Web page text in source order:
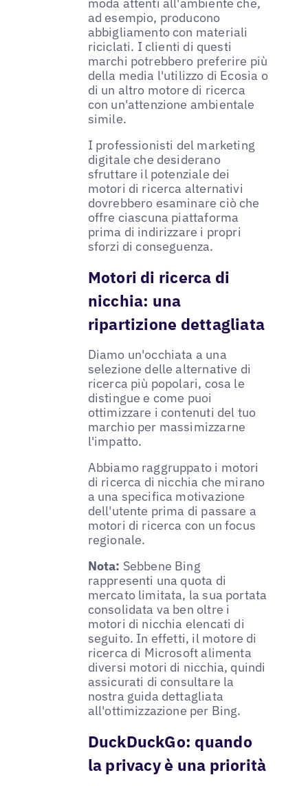
moda attenti all'ambiente che,
ad esempio, producono
abbigliamento con materiali
riciclati. I clienti di questi
marchi potrebbero preferire più
della media l'utilizzo di Ecosia o
di un altro motore di ricerca
con un'attenzione ambientale
simile.
I professionisti del marketing
digitale che desiderano
sfruttare il potenziale dei
motori di ricerca alternativi
dovrebbero esaminare ciò che
offre ciascuna piattaforma
prima di indirizzare i propri
sforzi di conseguenza.
Motori di ricerca di
nicchia: una
ripartizione dettagliata
Diamo un'occhiata a una
selezione delle alternative di
ricerca più popolari, cosa le
distingue e come puoi
ottimizzare i contenuti del tuo
marchio per massimizzarne
l'impatto.
Abbiamo raggruppato i motori
di ricerca di nicchia che mirano
a una specifica motivazione
dell'utente prima di passare a
motori di ricerca con un focus
regionale.
Nota: Sebbene Bing
rappresenti una quota di
mercato limitata, la sua portata
consolidata va ben oltre i
motori di nicchia elencati di
seguito. In effetti, il motore di
ricerca di Microsoft alimenta
diversi motori di nicchia, quindi
assicurati di consultare la
nostra guida dettagliata
all'ottimizzazione per Bing.
DuckDuckGo: quando
la privacy è una priorità